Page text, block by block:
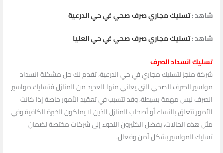
شاهد :تسليك مجاري صرف صحي في حي الدرعية
شاهد :تسليك مجاري صرف صحي في حي العليا
تسليك انسداد الصرف
شركة منجز لتسليك مجاري في حي الدرعية، تقدم لك حل مشكلة انسداد
مواسير الصرف الصحي التي يعاني منها العديد من المنازل فتسليك مواسير
الصرف ليس مهمة بسيطة، وقد تتسبب في تعقيد الأمور خاصة إذا كانت
الأمور تتعلق بالنساء أو أصحاب المنازل الذين لا يملكون الخبرة الكافية وفي
مثل هذه الحالات، يفضل الكثيرون اللجوء إلى شركات مختصة لضمان
تسليك المواسير بشكل آمن وفعال.